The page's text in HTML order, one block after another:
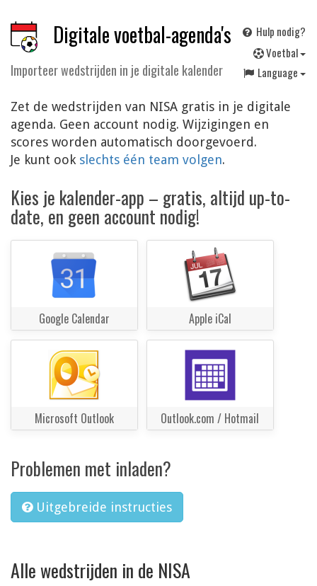
Digitale voetbal-agenda's
Importeer wedstrijden in je digitale kalender
Hulp nodig?
Voetbal
Language
Zet de wedstrijden van NISA gratis in je digitale
agenda. Geen account nodig. Wijzigingen en
scores worden automatisch doorgevoerd.
Je kunt ook slechts één team volgen.
Kies je kalender-app – gratis, altijd up-to-
date, en geen account nodig!
Google Calendar Apple iCal
Microsoft Outlook Outlook.com / Hotmail
Problemen met inladen?
Uitgebreide instructies
Alle wedstrijden in de NISA